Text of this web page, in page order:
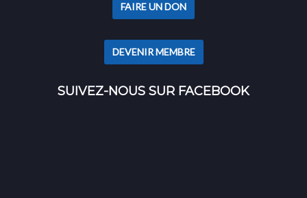
FAIRE UN DON
DEVENIR MEMBRE
SUIVEZ-NOUS SUR FACEBOOK